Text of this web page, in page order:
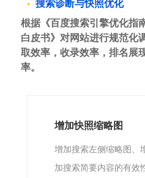
搜索诊断与快照优化
根据《百度搜索引擎优化指
白皮书》对网站进行规范化
取效率，收录效率，排名展
率。
增加快照缩略图
增加搜索左侧缩略图、
加搜索简要内容的有效